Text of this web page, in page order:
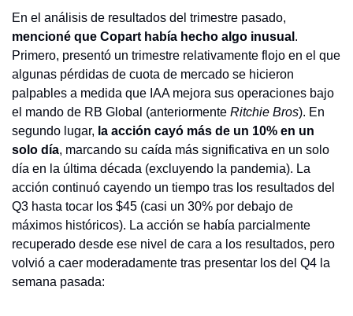
mencioné que Copart había hecho algo inusual .
Primero, presentó un trimestre relativamente flojo en el que
algunas pérdidas de cuota de mercado se hicieron
palpables a medida que IAA mejora sus operaciones bajo
el mando de RB Global (anteriormente Ritchie Bros). En
segundo lugar, la acción cayó más de un 10% en un
solo día, marcando su caída más significativa en un solo
día en la última década (excluyendo la pandemia). La
acción continuó cayendo un tiempo tras los resultados del
Q3 hasta tocar los $45 (casi un 30% por debajo de
máximos históricos). La acción se había parcialmente
recuperado desde ese nivel de cara a los resultados, pero
volvió a caer moderadamente tras presentar los del Q4 la
semana pasada: